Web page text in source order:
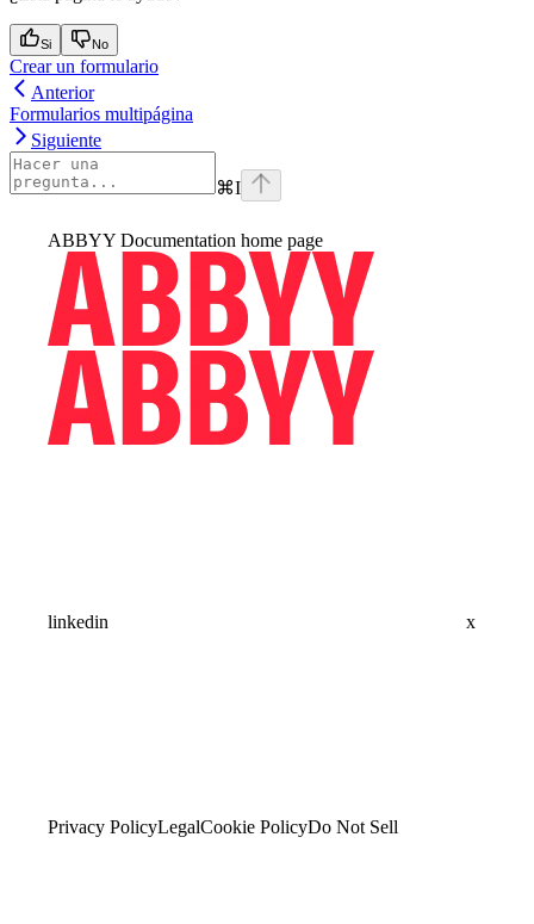
Si No
Crear un formulario
Anterior
Formularios multipágina
Siguiente
⌘I
ABBYY Documentation home page
linkedin x
Privacy PolicyLegalCookie PolicyDo Not Sell